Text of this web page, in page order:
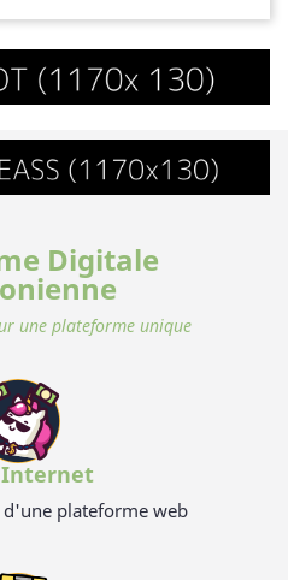
Digitale
une plateforme unique
Internet
d'une plateforme web